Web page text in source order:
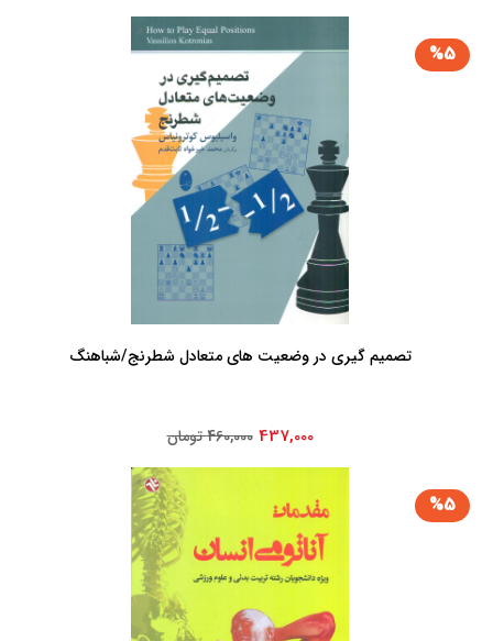
%5
تصمیم گیری در وضعیت های متعادل شطرنج/شباهنگ
437,000 460,000 تومان
%5